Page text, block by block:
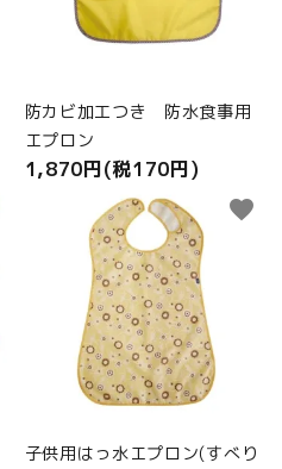
防カビ加工つき 防水食事用
エプロン
1,870円(税170円)
子供用はっ水エプロン(すべり
favorite